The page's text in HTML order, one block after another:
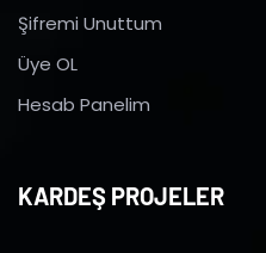
Şifremi Unuttum
Üye OL
Hesab Panelim
KARDEŞ PROJELER